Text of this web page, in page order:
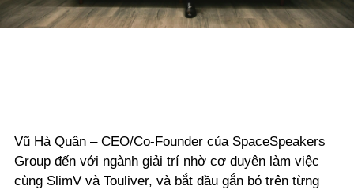
Vũ Hà Quân – CEO/Co-Founder của SpaceSpeakers
Group đến với ngành giải trí nhờ cơ duyên làm việc
cùng SlimV và Touliver, và bắt đầu gắn bó trên từng